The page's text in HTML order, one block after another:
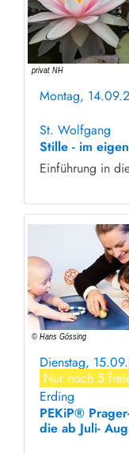
Montag,
St. Wolfgang
Stille - im
Einführung in
Dienstag,
Nur noch 5
Erding
PEKiP®
die ab Juli-